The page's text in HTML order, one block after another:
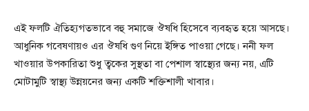
এই ফলটি ঐতিহ্যগতভাবে বহু সমাজে ঔষধি হিসেবে ব্যবহৃত হয়ে আসছে।
আধুনিক গবেষণায়ও এর ঔষধি গুণ নিয়ে ইঙ্গিত পাওয়া গেছে। ননী ফল
খাওয়ার উপকারিতা শুধু ত্বকের সুস্থতা বা পেশাল স্বাস্থ্যের জন্য নয়, এটি
মোটামুটি স্বাস্থ্য উন্নয়নের জন্য একটি শক্তিশালী খাবার।